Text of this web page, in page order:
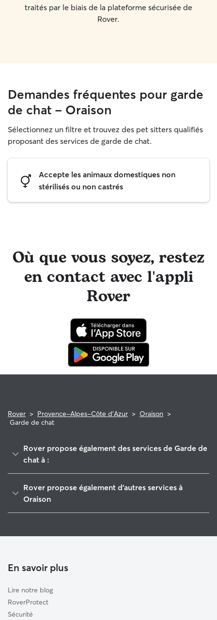
traités par le biais de la plateforme sécurisée de
Rover.
Demandes fréquentes pour garde
de chat - Oraison
Sélectionnez un filtre et trouvez des pet sitters qualifiés
proposant des services de garde de chat.
Accepte les animaux domestiques non
stérilisés ou non castrés
Où que vous soyez, restez
en contact avec l'appli
Rover
Rover > Provence-Alpes-Côte d'Azur > Oraison >
Garde de chat
Rover propose également des services de Garde de
chat à :
Château-Arnoux-Saint-Auban
Valensole
Saint-Julien
Rover propose également d'autres services à
Oraison
Garderie pour chien à Oraison
En savoir plus
Lire notre blog
RoverProtect
Sécurité